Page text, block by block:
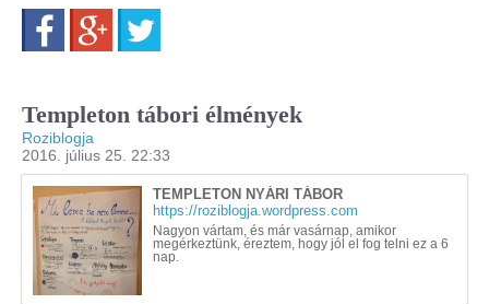
FacebookGoogle+
Templeton tábori élmények
Roziblogja
2016. július 25. 22:33
TEMPLETON NYÁRI TÁBOR
https://roziblogja.wordpress.com
Nagyon vártam, és már vasárnap, amikor
megérkeztünk, éreztem, hogy jól el fog telni ez a 6
nap.